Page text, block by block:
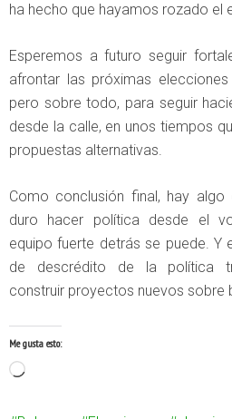
ha hecho que hayamos rozado el
Esperemos a futuro seguir
afrontar las próximas
pero sobre todo, para seguir
desde la calle, en unos tiempos
propuestas alternativas.
Como conclusión final, hay
duro hacer política desde el
equipo fuerte detrás se puede. Y
de descrédito de la política
construir proyectos nuevos sobre
Me gusta esto:
Cargando...